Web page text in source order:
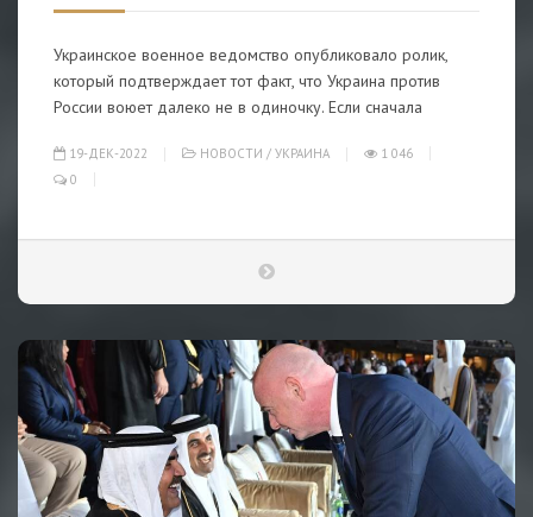
Украинское военное ведомство опубликовало ролик,
который подтверждает тот факт, что Украина против
России воюет далеко не в одиночку. Если сначала
19-ДЕК-2022 НОВОСТИ / УКРАИНА
1 046
0